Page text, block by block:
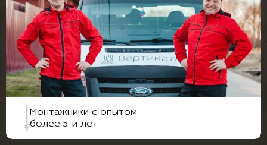
Монтажники с опытом
более 5-и лет